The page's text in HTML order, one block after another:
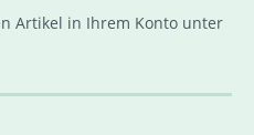
Artikel in Ihrem Konto unter